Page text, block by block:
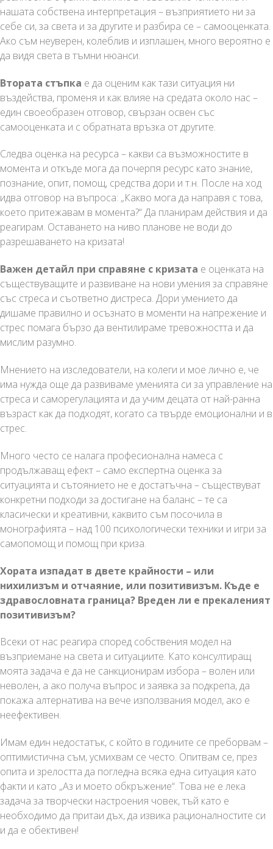
нашата собствена интерпретация – възприятието ни за
себе си, за света и за другите и разбира се – самооценката.
Ако съм неуверен, колеблив и изплашен, много вероятно е
да видя света в тъмни нюанси.
Втората стъпка е да оценим как тази ситуация ни
въздейства, променя и как влияе на средата около нас –
един своеобразен отговор, свързан освен със
самооценката и с обратната връзка от другите.
Следва оценка на ресурса – какви са възможностите в
момента и откъде мога да почерпя ресурс като знание,
познание, опит, помощ, средства дори и т.н. После на ход
идва отговор на въпроса: „Какво мога да направя с това,
което притежавам в момента?“ Да планирам действия и да
реагирам. Оставането на ниво планове не води до
разрешаването на кризата!
Важен детайл при справяне с кризата е оценката на
съществуващите и развиване на нови умения за справяне
със стреса и съответно дистреса. Дори умението да
дишаме правилно и осъзнато в моменти на напрежение и
стрес помага бързо да вентилираме тревожността и да
мислим разумно.
Мнението на изследователи, на колеги и мое лично е, че
има нужда още да развиваме уменията си за управление на
стреса и саморегулацията и да учим децата от най-ранна
възраст как да подходят, когато са твърде емоционални и в
стрес.
Много често се налага професионална намеса с
продължаващ ефект – само експертна оценка за
ситуацията и сътоянието не е достатъчна – съществуват
конкретни подходи за достигане на баланс – те са
класически и креативни, каквито съм посочила в
монографията – над 100 психологически техники и игри за
самопомощ и помощ при криза.
Хората изпадат в двете крайности – или
нихилизъм и отчаяние, или позитивизъм. Къде е
здравословната граница? Вреден ли е прекаленият
позитивизъм?
Всеки от нас реагира според собствения модел на
възприемане на света и ситуациите. Като консултиращ
моята задача е да не санкционирам избора – волен или
неволен, а ако получа въпрос и заявка за подкрепа, да
покажа алтернатива на вече използвания модел, ако е
неефективен.
Имам един недостатък, с който в годините се преборвам –
оптимистична съм, усмихвам се често. Опитвам се, през
опита и зрелостта да погледна всяка една ситуация като
факти и като „Аз и моето обкръжение“. Това не е лека
задача за творчески настроения човек, тъй като е
необходимо да притаи дъх, да извика рационалностите си
и да е обективен!